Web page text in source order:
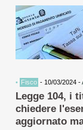
• Fisco - 10/03/2024 -
Legge 104, i
chiedere
aggiornato